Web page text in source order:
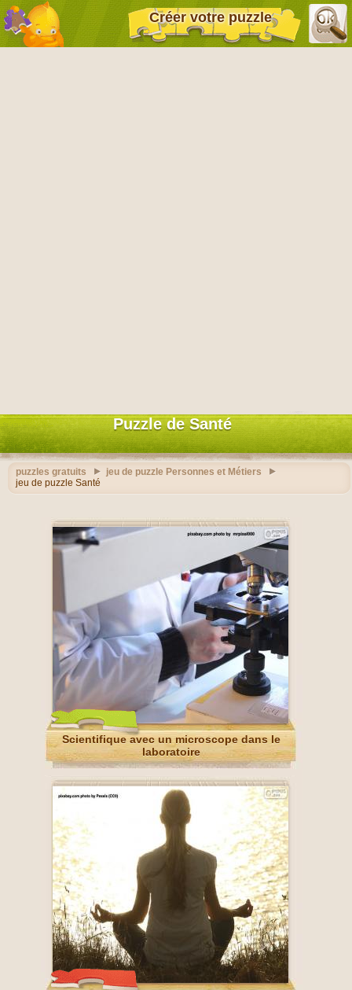
Créer votre puzzle
Puzzle de Santé
puzzles gratuits
jeu de puzzle Personnes et Métiers
jeu de puzzle Santé
Scientifique avec un microscope dans le
laboratoire